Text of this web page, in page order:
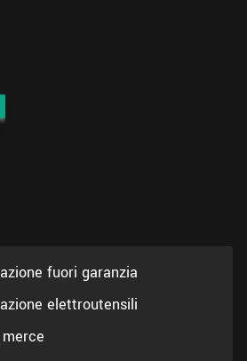
fuori garanzia
elettroutensili